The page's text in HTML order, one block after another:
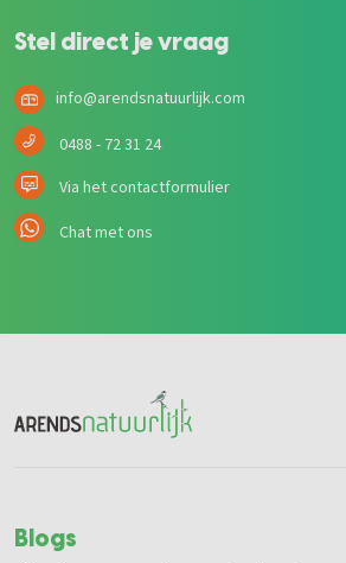
Stel direct je vraag
info@arendsnatuurlijk.com
0488 - 72 31 24
Via het contactformulier
Chat met ons
Blogs